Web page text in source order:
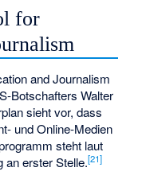
for
and Journalism
BotschaftersWalter
sieht vor, dass
und Online-Medien
steht laut
an erster Stelle.[21]